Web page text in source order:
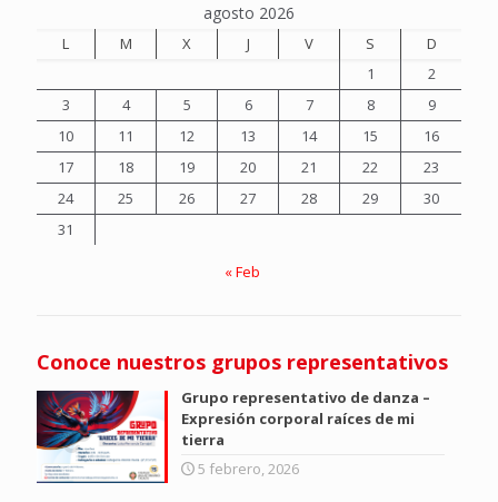
agosto 2026
L M X J V S
D
1
2
3
4 5 6 7 8
9
10
11 12 13 14 15
16
17
18 19 20 21 22
23
24
25 26 27 28 29
30
31
« Feb
Conoce nuestros grupos representativos
Grupo representativo de danza –
Expresión corporal raíces de mi
tierra
5 febrero, 2026